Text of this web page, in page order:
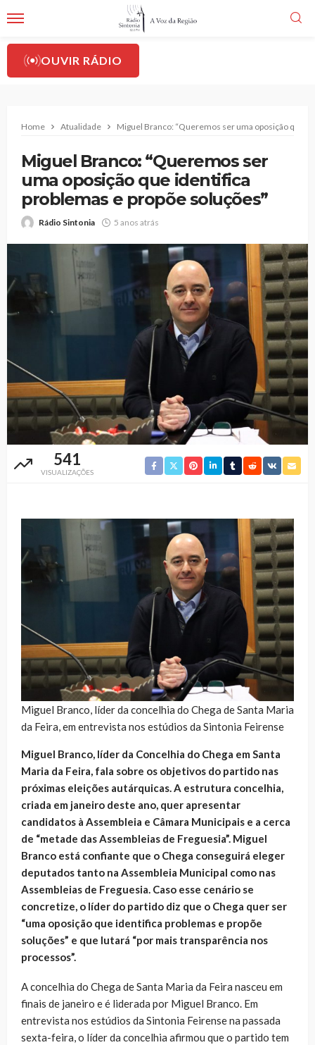
OUVIR RÁDIO
Home Atualidade Miguel Branco: “Queremos ser uma oposição que
Miguel Branco: “Queremos ser
uma oposição que identifica
problemas e propõe soluções”
Rádio Sintonia 5 anos atrás
541
VISUALIZAÇÕES
Miguel Branco, líder da concelhia do Chega de Santa Maria
da Feira, em entrevista nos estúdios da Sintonia Feirense
Miguel Branco, líder da Concelhia do Chega em Santa
Maria da Feira, fala sobre os objetivos do partido nas
próximas eleições autárquicas. A estrutura concelhia,
criada em janeiro deste ano, quer apresentar
candidatos à Assembleia e Câmara Municipais e a cerca
de “metade das Assembleias de Freguesia”. Miguel
Branco está confiante que o Chega conseguirá eleger
deputados tanto na Assembleia Municipal como nas
Assembleias de Freguesia. Caso esse cenário se
concretize, o líder do partido diz que o Chega quer ser
“uma oposição que identifica problemas e propõe
soluções” e que lutará “por mais transparência nos
processos”.
A concelhia do Chega de Santa Maria da Feira nasceu em
finais de janeiro e é liderada por Miguel Branco. Em
entrevista nos estúdios da Sintonia Feirense na passada
sexta-feira, o líder da concelhia afirmou que o partido tem